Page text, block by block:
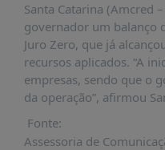
MATERIAIS
INFORMAÇÕES
E
EVENTOS
INSCRIÇÕES
Santa Catarina (Amcred
governador um balanço
Juro Zero, que já
recursos aplicados. “A
empresas, sendo que o
da operação”, afirmou
Fonte:
Assessoria de